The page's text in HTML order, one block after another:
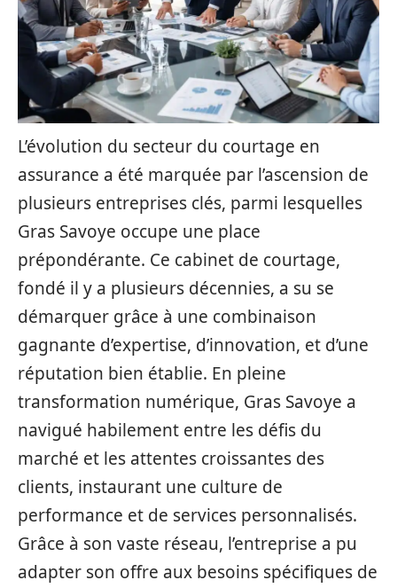
L’évolution du secteur du courtage en
assurance a été marquée par l’ascension de
plusieurs entreprises clés, parmi lesquelles
Gras Savoye occupe une place
prépondérante. Ce cabinet de courtage,
fondé il y a plusieurs décennies, a su se
démarquer grâce à une combinaison
gagnante d’expertise, d’innovation, et d’une
réputation bien établie. En pleine
transformation numérique, Gras Savoye a
navigué habilement entre les défis du
marché et les attentes croissantes des
clients, instaurant une culture de
performance et de services personnalisés.
Grâce à son vaste réseau, l’entreprise a pu
adapter son offre aux besoins spécifiques de